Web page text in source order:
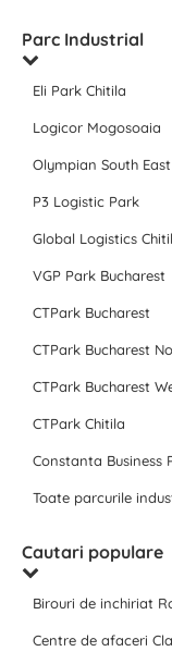
Parc Industrial
Eli Park Chitila
Logicor Mogosoaia
Olympian South
P3 Logistic Park
Global Logistics
VGP Park Bucharest
CTPark Bucharest
CTPark Bucharest
CTPark Bucharest
CTPark Chitila
Constanta Business
Toate parcurile
Cautari populare
Birouri de inchiriat
Centre de afaceri